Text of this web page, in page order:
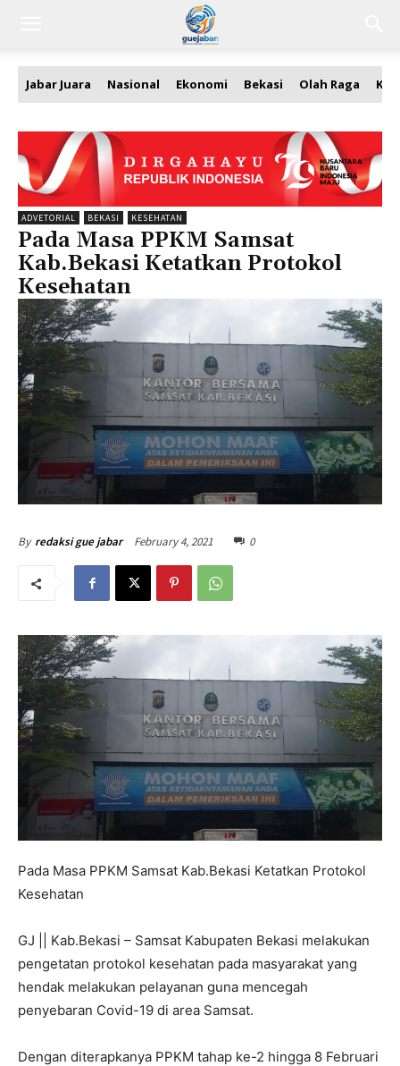
Jabar Juara Nasional Ekonomi Bekasi Olah Raga
ADVETORIAL BEKASI KESEHATAN
Pada Masa PPKM Samsat
Kab.Bekasi Ketatkan Protokol
Kesehatan
By redaksi gue jabar February 4, 2021 0
Pada Masa PPKM Samsat Kab.Bekasi Ketatkan Protokol
Kesehatan
GJ || Kab.Bekasi – Samsat Kabupaten Bekasi melakukan
pengetatan protokol kesehatan pada masyarakat yang
hendak melakukan pelayanan guna mencegah
penyebaran Covid-19 di area Samsat.
Dengan diterapkanya PPKM tahap ke-2 hingga 8 Februari